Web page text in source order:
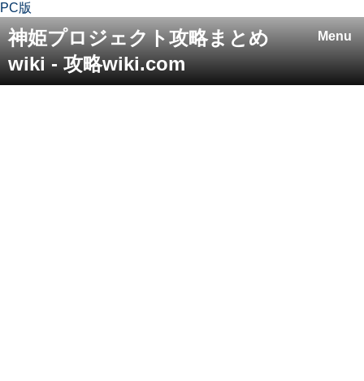
PC版
Menu
神姫プロジェクト攻略まとめ
wiki - 攻略wiki.com